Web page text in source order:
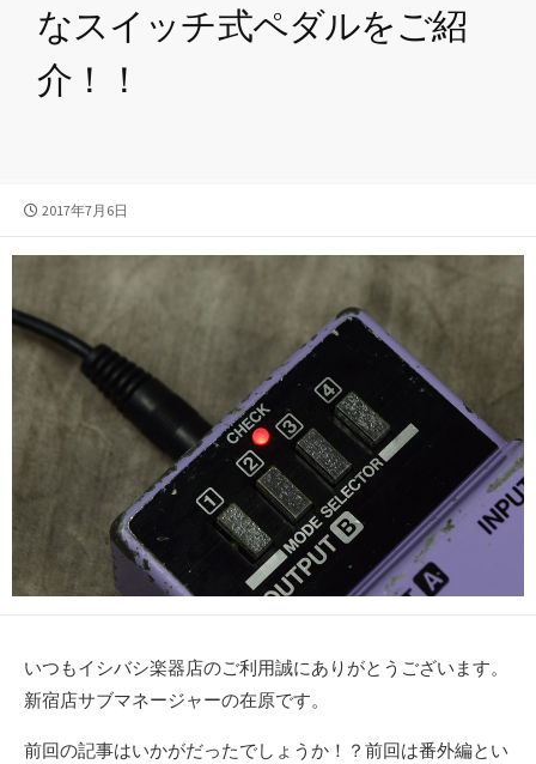
なスイッチ式ペダルをご紹
介！！
公
日
2017年7月6日
いつもイシバシ楽器店のご利用誠にありがとうございます。
新宿店サブマネージャーの在原です。
前回の記事はいかがだったでしょうか！？前回は番外編とい